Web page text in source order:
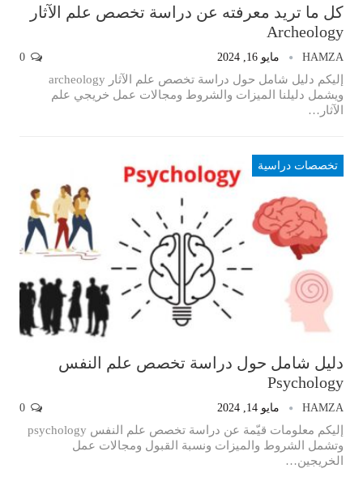
كل ما تريد معرفته عن دراسة تخصص علم الآثار
Archeology
HAMZA مايو 16, 2024
إليكم دليل شامل حول دراسة تخصص علم الآثار archeology
ويشمل دليلنا الميزات والشروط ومجالات عمل خريجي علم
الآثار…
تخصصات دراسية
دليل شامل حول دراسة تخصص علم النفس
Psychology
HAMZA مايو 14, 2024
إليكم معلومات قيّمة عن دراسة تخصص علم النفس psychology
وتشمل الشروط والميزات ونسبة القبول ومجالات عمل
الخريجين…